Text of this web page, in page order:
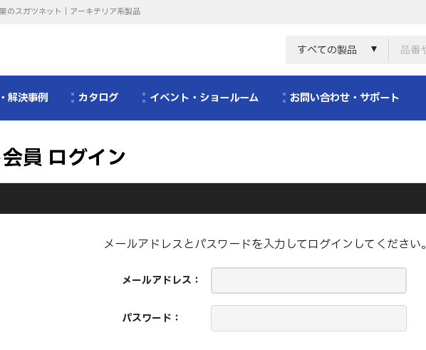
のスガツネット｜アーキテリア系製品
すべての製品
解決事例 カタログ イベント・ショールーム お問い合わせ・サポート
員 ログイン
メールアドレスとパスワードを入力してログインしてください。
メールアドレス：
パスワード：